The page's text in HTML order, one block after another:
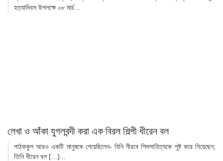
হত্যাদিবস উপলক্ষে ০৮ মার্চ...
লেখা ও আঁকা যুগলবন্দী করা এক বিরল শিল্পী ধীরেন বল
পাঠককুল আরও একটি মানুষকে পেয়েছিলেন- যিনি নীরবে শিশুসাহিত্যকে পুষ্ট করে গিয়েছেন;
তিনি ধীরেন বল [...]...